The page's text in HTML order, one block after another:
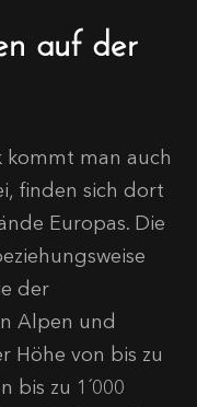
auf der
kommt man auch
finden sich dort
Europas. Die
der
Alpen und
Höhe von bis zu
bis zu 1´000